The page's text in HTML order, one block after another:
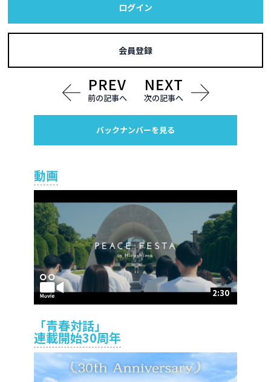
ログイン
会員登録
前の記事へ 次の記事へ
バックナンバーを見る
動画
2:30
「青春対話」
連載開始30周年